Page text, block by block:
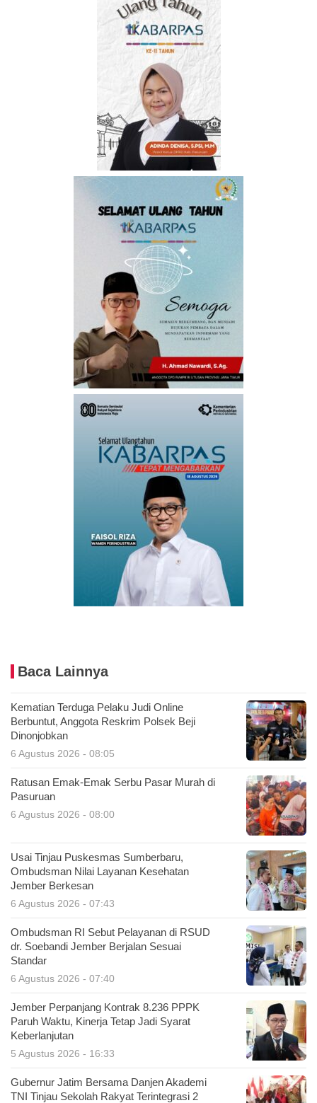
Baca Lainnya
Kematian Terduga Pelaku Judi Online
Berbuntut, Anggota Reskrim Polsek Beji
Dinonjobkan
6 Agustus 2026 - 08:05
Ratusan Emak-Emak Serbu Pasar Murah di
Pasuruan
6 Agustus 2026 - 08:00
Usai Tinjau Puskesmas Sumberbaru,
Ombudsman Nilai Layanan Kesehatan
Jember Berkesan
6 Agustus 2026 - 07:43
Ombudsman RI Sebut Pelayanan di RSUD
dr. Soebandi Jember Berjalan Sesuai
Standar
6 Agustus 2026 - 07:40
Jember Perpanjang Kontrak 8.236 PPPK
Paruh Waktu, Kinerja Tetap Jadi Syarat
Keberlanjutan
5 Agustus 2026 - 16:33
Gubernur Jatim Bersama Danjen Akademi
TNI Tinjau Sekolah Rakyat Terintegrasi 2